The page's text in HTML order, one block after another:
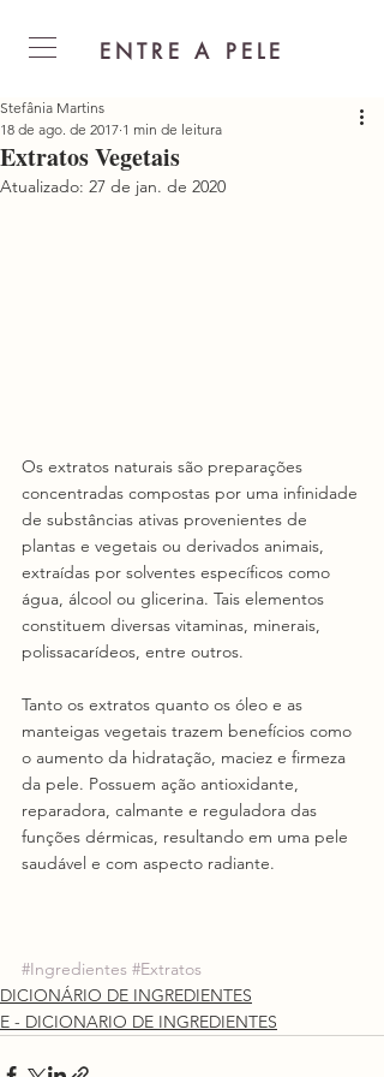
ENTRE A PELE
Extratos Vegetais
Stefânia Martins
18 de ago. de 2017 1 min de leitura
Atualizado: 27 de jan. de 2020
Os extratos naturais são preparações
concentradas compostas por uma infinidade
de substâncias ativas provenientes de
plantas e vegetais ou derivados animais,
extraídas por solventes específicos como
água, álcool ou glicerina. Tais elementos
constituem diversas vitaminas, minerais,
polissacarídeos, entre outros.
Tanto os extratos quanto os óleo e as
manteigas vegetais trazem benefícios como
o aumento da hidratação, maciez e firmeza
da pele. Possuem ação antioxidante,
reparadora, calmante e reguladora das
funções dérmicas, resultando em uma pele
saudável e com aspecto radiante.
#Ingredientes #Extratos
DICIONÁRIO DE INGREDIENTES
E - DICIONARIO DE INGREDIENTES